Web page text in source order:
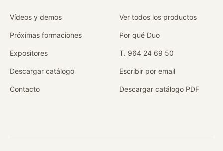
Vídeos y demos
Próximas formaciones
Expositores
Descargar catálogo
Contacto
Ver todos los productos
Por qué Duo
T. 964 24 69 50
Escribir por email
Descargar catálogo PDF